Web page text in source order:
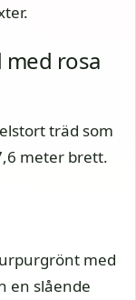
med rosa
träd som
meter brett.
med
en slående